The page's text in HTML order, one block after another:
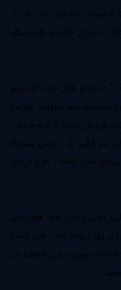
بخواهید این دختر خوب را شبکه 5 صدا و سیما پیدا کرد ، در یکی از
به دنبال کاغذ و پلاستیک
" تا مردم فکر کنند که پسر
است ششم بخواند، پدرش
مریض شده و او هم نمی
غم انگیز ما ، لباس پسرانه
های زباله ، خرج درمان
فراتر از سن خود حرف می
از وی ربوده بود ؛ می گفت
خودش چیزی نمی خواهد جز